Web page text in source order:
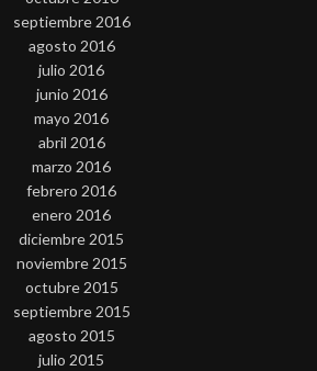
septiembre 2016
agosto 2016
julio 2016
junio 2016
mayo 2016
abril 2016
marzo 2016
febrero 2016
enero 2016
diciembre 2015
noviembre 2015
octubre 2015
septiembre 2015
agosto 2015
julio 2015